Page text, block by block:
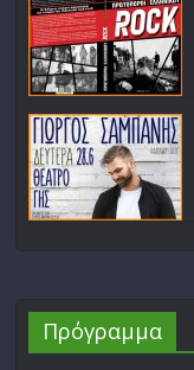
Πρόγραμμα